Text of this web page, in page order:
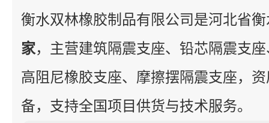
衡水双林橡胶制品有限公司是河北省
家，主营建筑隔震支座、铅芯隔震支
高阻尼橡胶支座、摩擦摆隔震支座，
备，支持全国项目供货与技术服务。